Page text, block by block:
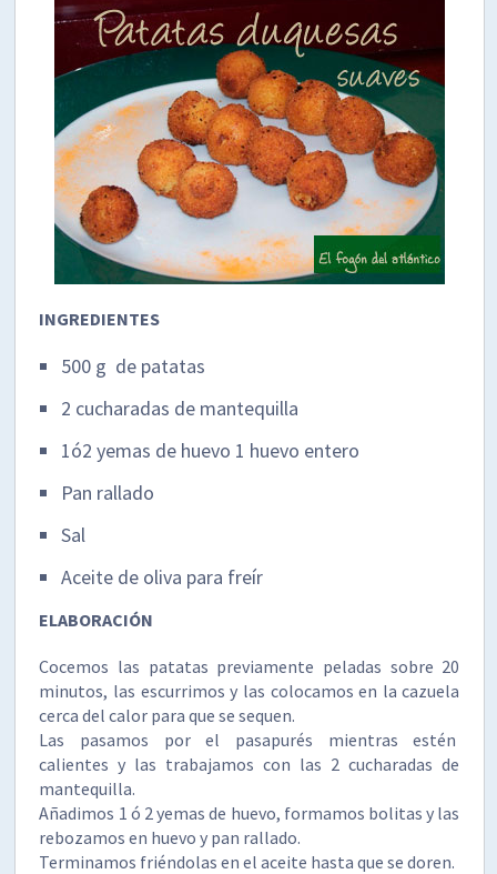
INGREDIENTES
500 g de patatas
2 cucharadas de mantequilla
1ó2 yemas de huevo 1 huevo entero
Pan rallado
Sal
Aceite de oliva para freír
ELABORACIÓN
Cocemos las patatas previamente peladas sobre 20
minutos, las escurrimos y las colocamos en la cazuela
cerca del calor para que se sequen.
Las pasamos por el pasapurés mientras estén
calientes y las trabajamos con las 2 cucharadas de
mantequilla.
Añadimos 1 ó 2 yemas de huevo, formamos bolitas y las
rebozamos en huevo y pan rallado.
Terminamos friéndolas en el aceite hasta que se doren.